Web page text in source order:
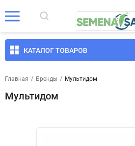
КАТАЛОГ ТОВАРОВ
Главная / Бренды / Мультидом
Мультидом